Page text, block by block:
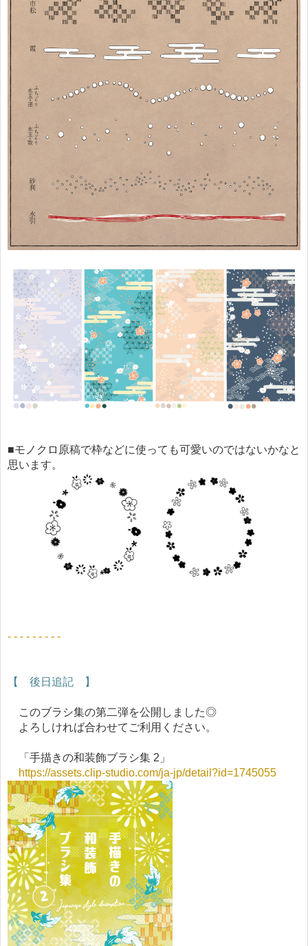
■モノクロ原稿で枠などに使っても可愛いのではないかなと
思います。
- - - - - - - - -
【 後日追記 】
このブラシ集の第二弾を公開しました◎
よろしければ合わせてご利用ください。
「手描きの和装飾ブラシ集 2」
https://assets.clip-studio.com/ja-jp/detail?id=1745055